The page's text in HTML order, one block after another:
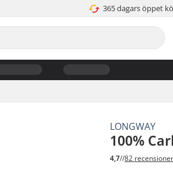
365 dagars öppet
LONGWAY
100%
4,7//82